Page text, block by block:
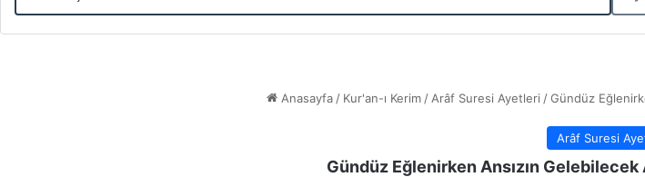
Anasayfa / Kur'an-ı Kerim / Arâf Suresi Ayetleri / Gündüz
Arâf Suresi
Gündüz Eğlenirken Ansızın